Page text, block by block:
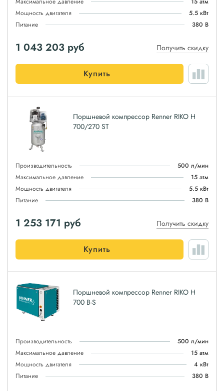
Мощность двигателя
5.5 кВт
Питание
380 В
1 043 203 руб Получить скидку
Купить
Поршневой компрессор Renner RIKO H
700/270 ST
Производительность
500 л/мин
Максимальное давление
15 атм
Мощность двигателя
5.5 кВт
Питание
380 В
1 253 171 руб Получить скидку
Купить
Поршневой компрессор Renner RIKO H
700 B-S
Производительность
500 л/мин
Максимальное давление
15 атм
Мощность двигателя
4 кВт
Питание
380 В